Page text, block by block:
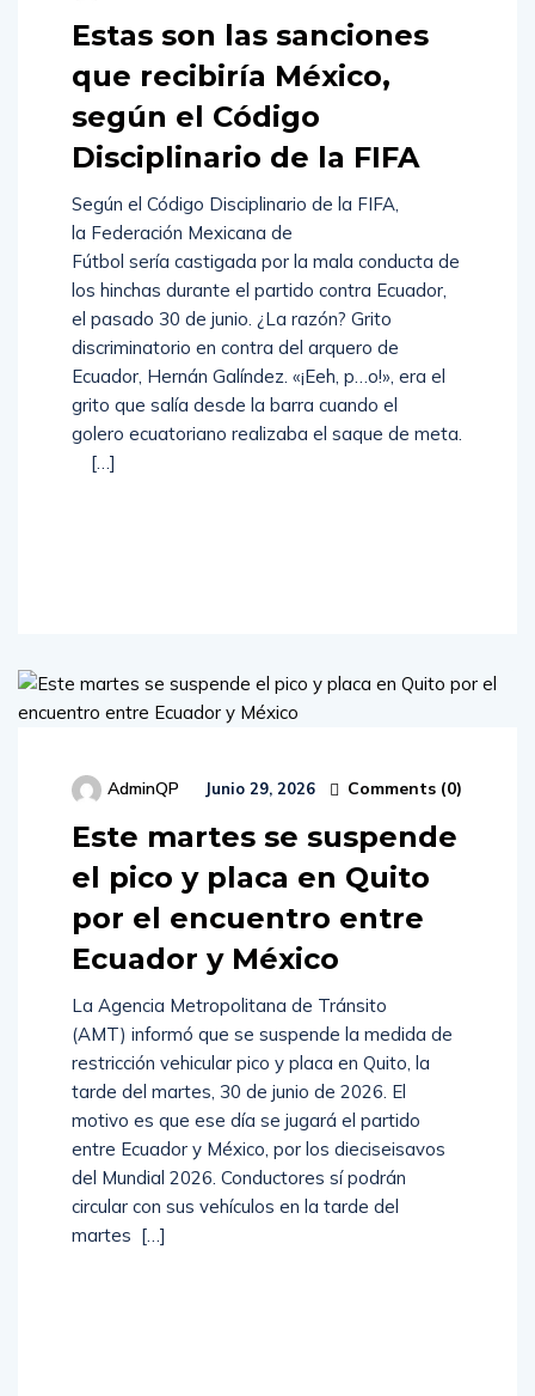
Estas son las sanciones
que recibiría México,
según el Código
Disciplinario de la FIFA
Según el Código Disciplinario de la FIFA,
la Federación Mexicana de
Fútbol sería castigada por la mala conducta de
los hinchas durante el partido contra Ecuador,
el pasado 30 de junio. ¿La razón? Grito
discriminatorio en contra del arquero de
Ecuador, Hernán Galíndez. «¡Eeh, p…o!», era el
grito que salía desde la barra cuando el
golero ecuatoriano realizaba el saque de meta.
[…]
AdminQP Junio 29, 2026 Comments (0)
Este martes se suspende
el pico y placa en Quito
por el encuentro entre
Ecuador y México
La Agencia Metropolitana de Tránsito
(AMT) informó que se suspende la medida de
restricción vehicular pico y placa en Quito, la
tarde del martes, 30 de junio de 2026. El
motivo es que ese día se jugará el partido
entre Ecuador y México, por los dieciseisavos
del Mundial 2026. Conductores sí podrán
circular con sus vehículos en la tarde del
martes […]